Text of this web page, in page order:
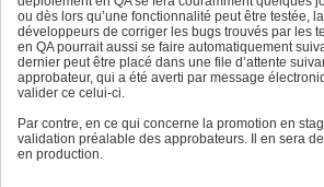
ou dès lors qu’une fonctionnalité peut être testée,
développeurs de corriger les bugs trouvés par les
en QA pourrait aussi se faire automatiquement
dernier peut être placé dans une file d’attente
approbateur, qui a été averti par message
valider ce celui-ci.
Par contre, en ce qui concerne la promotion en
validation préalable des approbateurs. Il en sera
en production.